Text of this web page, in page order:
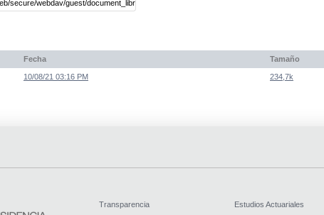
Fecha Tamaño
10/08/21 03:16 PM 234,7k
Transparencia
Estudios Actuariales